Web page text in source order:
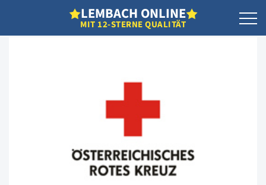
LEMBACH ONLINE
MIT 12-STERNE QUALITÄT